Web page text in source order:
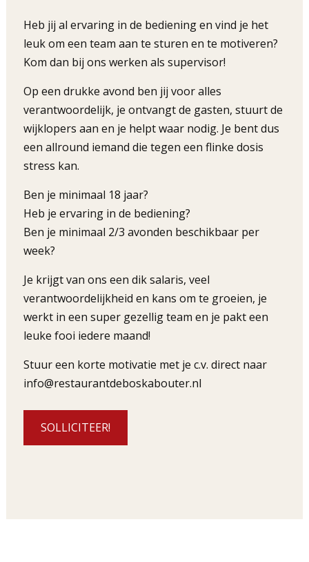
Heb jij al ervaring in de bediening en vind je het
leuk om een team aan te sturen en te motiveren?
Kom dan bij ons werken als supervisor!
Op een drukke avond ben jij voor alles
verantwoordelijk, je ontvangt de gasten, stuurt de
wijklopers aan en je helpt waar nodig. Je bent dus
een allround iemand die tegen een flinke dosis
stress kan.
Ben je minimaal 18 jaar?
Heb je ervaring in de bediening?
Ben je minimaal 2/3 avonden beschikbaar per
week?
Je krijgt van ons een dik salaris, veel
verantwoordelijkheid en kans om te groeien, je
werkt in een super gezellig team en je pakt een
leuke fooi iedere maand!
Stuur een korte motivatie met je c.v. direct naar
info@restaurantdeboskabouter.nl
SOLLICITEER!